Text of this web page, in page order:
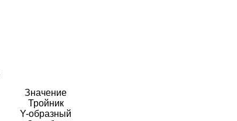
Значение
Тройник
Y-образный